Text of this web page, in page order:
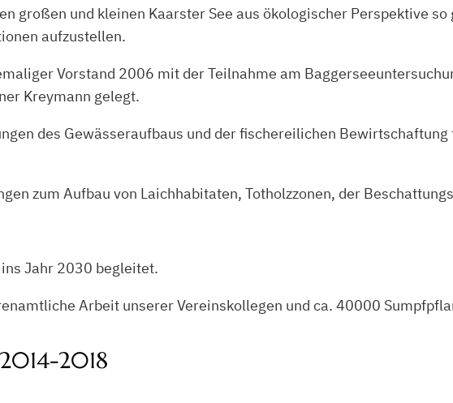
großen und kleinen Kaarster See aus ökologischer Perspektive
aufzustellen.
Vorstand 2006 mit der Teilnahme am
Kreymann gelegt.
des Gewässeraufbaus und der fischereilichen
zum Aufbau von Laichhabitaten, Totholzzonen, der
Jahr 2030 begleitet.
Arbeit unserer Vereinskollegen und ca. 40000
2018